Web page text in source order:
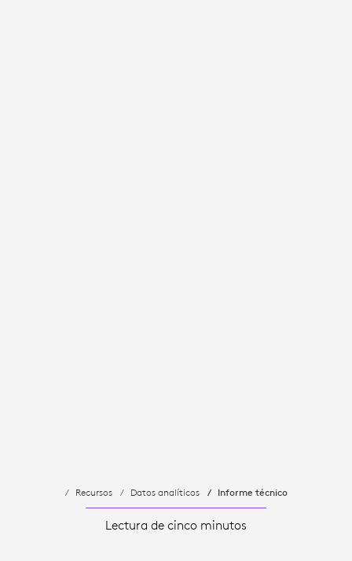
Recursos Datos analíticos Informe técnico
Lectura de cinco minutos